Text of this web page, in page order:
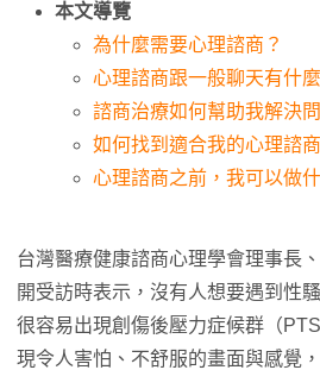
本文導覽
為什麼需要心理諮商？
心理諮商跟一般聊天有什
諮商治療如何幫助我解決
如何找到適合我的心理諮
心理諮商之前，我可以做
台灣醫療健康諮商心理學會理事長
開受訪時表示，沒有人想要遇到性
很容易出現創傷後壓力症候群（
現令人害怕、不舒服的畫面與感覺